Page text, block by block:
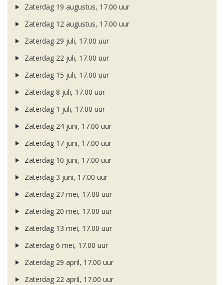
Zaterdag 19 augustus, 17.00 uur
Zaterdag 12 augustus, 17.00 uur
Zaterdag 29 juli, 17.00 uur
Zaterdag 22 juli, 17.00 uur
Zaterdag 15 juli, 17.00 uur
Zaterdag 8 juli, 17.00 uur
Zaterdag 1 juli, 17.00 uur
Zaterdag 24 juni, 17.00 uur
Zaterdag 17 juni, 17.00 uur
Zaterdag 10 juni, 17.00 uur
Zaterdag 3 juni, 17.00 uur
Zaterdag 27 mei, 17.00 uur
Zaterdag 20 mei, 17.00 uur
Zaterdag 13 mei, 17.00 uur
Zaterdag 6 mei, 17.00 uur
Zaterdag 29 april, 17.00 uur
Zaterdag 22 april, 17.00 uur